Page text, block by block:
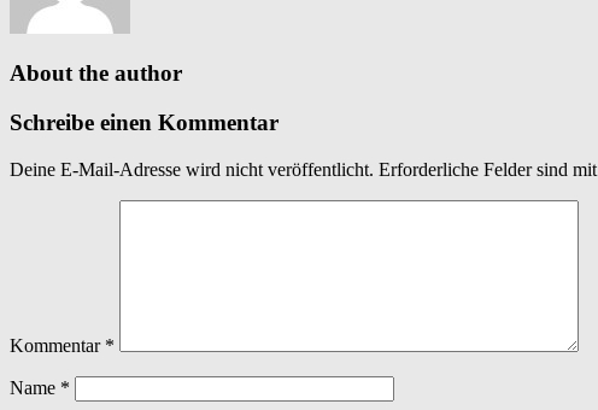
About the author
Schreibe einen Kommentar
Deine E-Mail-Adresse wird nicht veröffentlicht. Erforderliche Felder sind mit
Kommentar *
Name *